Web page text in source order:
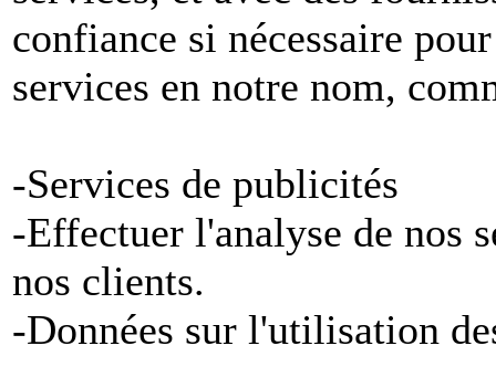
confiance si nécessaire
services en notre nom,
-Services de publicités
-Effectuer l'analyse de nos
nos clients.
-Données sur l'utilisation